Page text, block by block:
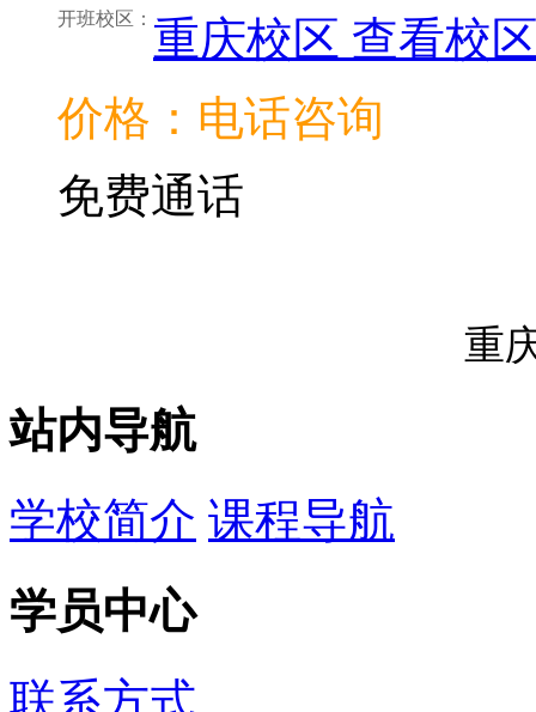
开班校区： 重庆校区 查看校
价格：电话咨询
免费通话
重
站内导航
学校简介 课程导航
学员中心
联系方式